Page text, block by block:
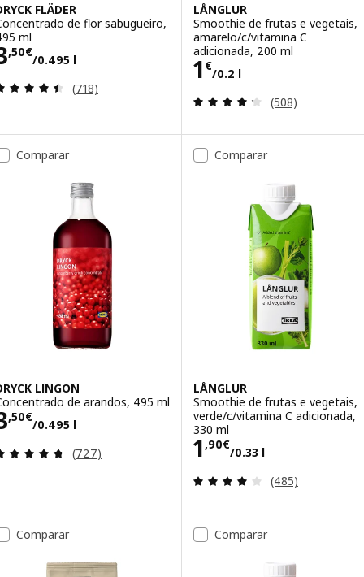
FLÄDER
de flor sabugueiro,
ml
,50€
/0.495 l3,50€/0.495 l
Avaliação: 4.5 fora de 5 estrelas. Total de
(718)
LÅNGLUR
Smoothie de frutas e vegetais,
amarelo/c/vitamina C
adicionada, 200 ml
1 €
/0.2 l
Preço 1€/0.2 l
Avaliação: 4.2
(508)
Comparar
LINGON
de arandos, 495 ml
,50€
/0.495 l3,50€/0.495 l
Avaliação: 4.7 fora de 5 estrelas. Total de
(727)
Comparar
LÅNGLUR
Smoothie de frutas e vegetais,
verde/c/vitamina C adicionada,
330 ml
1 ,90€
/0.33 l
Preço 1,90€/
Avaliação: 3.9
(485)
Comparar Comparar